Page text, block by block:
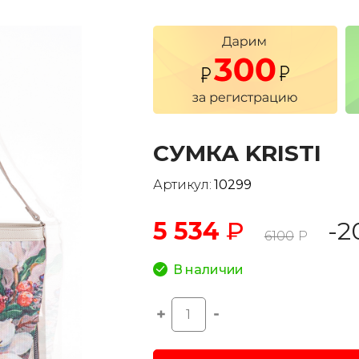
СУМКА KRISTI
Артикул: 10299
5 534 ₽ 6100 Р -
В наличии